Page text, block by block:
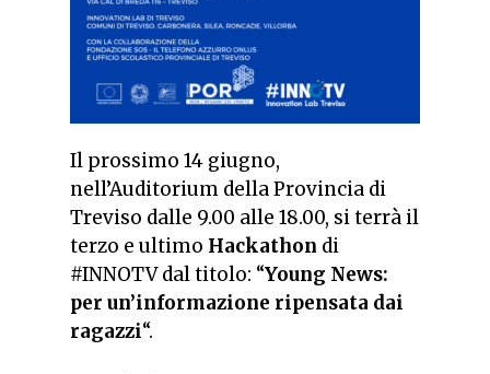
Il prossimo 14 giugno,
nell’Auditorium della Provincia di
Treviso dalle 9.00 alle 18.00, si terrà il
terzo e ultimo Hackathon di
#INNOTV dal titolo: “Young News:
per un’informazione ripensata dai
ragazzi“.